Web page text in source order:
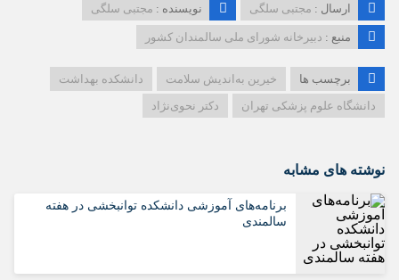
ارسال : مجتبی سلگی نویسنده : مجتبی سلگی
منبع : دبیرخانه شورای ملی سالمندان کشور
برچسب ها خیرین به‌اندیش سلامت
دانشکده بهداشت
دانشگاه علوم پزشکی تهران
دکتر نحوی‌نژاد
نوشته های مشابه
برنامه‌های آموزشی دانشکده توانبخشی در هفته
سالمندی